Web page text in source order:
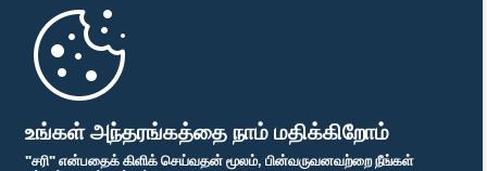
உங்கள் அந்தரங்கத்தை நாம் மதிக்கிறோம்
"சரி" என்பதைக் கிளிக் செய்வதன் மூலம், பின்வருவனவற்றை நீங்கள்
முதற்பக்கம்
பாராளுமன்ற கையடக்க செயலி